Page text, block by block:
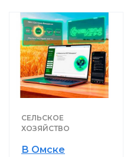
СЕЛЬСКОЕ
ХОЗЯЙСТВО
В Омске